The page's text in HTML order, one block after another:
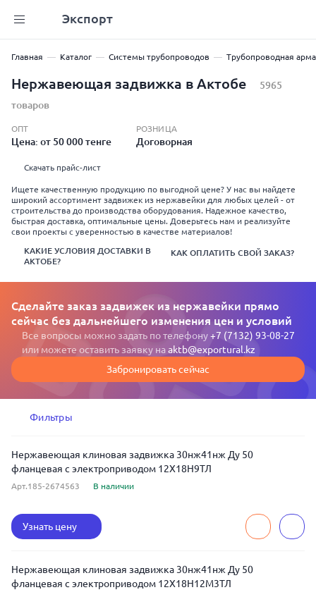
Экспорт
Главная Каталог Системы трубопроводов Трубопроводная
Нержавеющая задвижка в Актобе
5965
товаров
ОПТ
Цена: от 50 000 тенге
РОЗНИЦА
Договорная
Скачать прайс-лист
Ищете качественную продукцию по выгодной цене? У нас вы найдете
широкий ассортимент задвижек из нержавейки для любых целей - от
строительства до производства оборудования. Надежное качество,
быстрая доставка, оптимальные цены. Доверьтесь нам и реализуйте
свои проекты с уверенностью в качестве материалов!
КАКИЕ УСЛОВИЯ ДОСТАВКИ В
АКТОБЕ?
КАК ОПЛАТИТЬ СВОЙ ЗАКАЗ?
Сделайте заказ задвижек из нержавейки прямо
сейчас без дальнейшего изменения цен и условий
Все вопросы можно задать по телефону+7 (7132) 93-08-27
или можете оставить заявку наaktb@exportural.kz
Забронировать сейчас
Фильтры
Нержавеющая клиновая задвижка 30нж41нж Ду 50
фланцевая с электроприводом 12Х18Н9ТЛ
Арт.185-2674563 В наличии
Узнать цену
Нержавеющая клиновая задвижка 30нж41нж Ду 50
фланцевая с электроприводом 12Х18Н12М3ТЛ